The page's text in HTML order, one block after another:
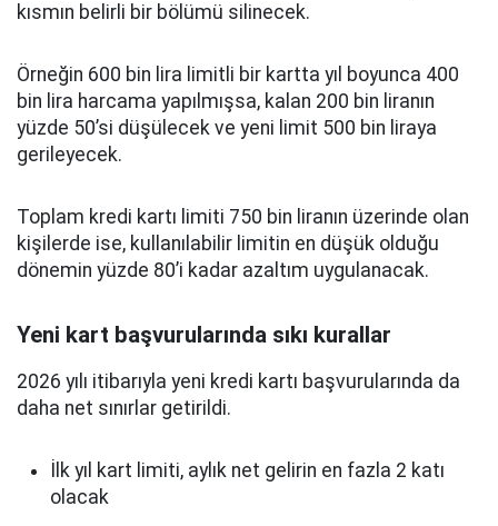
kısmın belirli bir bölümü silinecek.
Örneğin 600 bin lira limitli bir kartta yıl boyunca 400
bin lira harcama yapılmışsa, kalan 200 bin liranın
yüzde 50’si düşülecek ve yeni limit 500 bin liraya
gerileyecek.
Toplam kredi kartı limiti 750 bin liranın üzerinde olan
kişilerde ise, kullanılabilir limitin en düşük olduğu
dönemin yüzde 80’i kadar azaltım uygulanacak.
Yeni kart başvurularında sıkı kurallar
2026 yılı itibarıyla yeni kredi kartı başvurularında da
daha net sınırlar getirildi.
İlk yıl kart limiti, aylık net gelirin en fazla 2 katı
olacak